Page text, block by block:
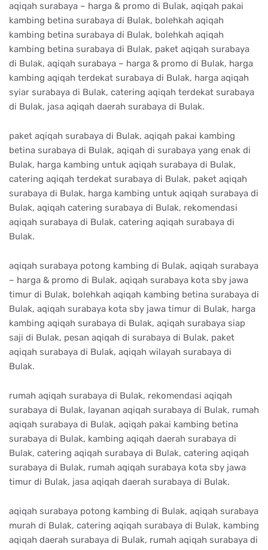
aqiqah surabaya – harga & promo di Bulak, aqiqah pakai
kambing betina surabaya di Bulak, bolehkah aqiqah
kambing betina surabaya di Bulak, bolehkah aqiqah
kambing betina surabaya di Bulak, paket aqiqah surabaya
di Bulak, aqiqah surabaya – harga & promo di Bulak, harga
kambing aqiqah terdekat surabaya di Bulak, harga aqiqah
syiar surabaya di Bulak, catering aqiqah terdekat surabaya
di Bulak, jasa aqiqah daerah surabaya di Bulak.
paket aqiqah surabaya di Bulak, aqiqah pakai kambing
betina surabaya di Bulak, aqiqah di surabaya yang enak di
Bulak, harga kambing untuk aqiqah surabaya di Bulak,
catering aqiqah terdekat surabaya di Bulak, paket aqiqah
surabaya di Bulak, harga kambing untuk aqiqah surabaya di
Bulak, aqiqah catering surabaya di Bulak, rekomendasi
aqiqah surabaya di Bulak, catering aqiqah surabaya di
Bulak.
aqiqah surabaya potong kambing di Bulak, aqiqah surabaya
– harga & promo di Bulak, aqiqah surabaya kota sby jawa
timur di Bulak, bolehkah aqiqah kambing betina surabaya di
Bulak, aqiqah surabaya kota sby jawa timur di Bulak, harga
kambing aqiqah surabaya di Bulak, aqiqah surabaya siap
saji di Bulak, pesan aqiqah di surabaya di Bulak, paket
aqiqah surabaya di Bulak, aqiqah wilayah surabaya di
Bulak.
rumah aqiqah surabaya di Bulak, rekomendasi aqiqah
surabaya di Bulak, layanan aqiqah surabaya di Bulak, rumah
aqiqah surabaya di Bulak, aqiqah pakai kambing betina
surabaya di Bulak, kambing aqiqah daerah surabaya di
Bulak, catering aqiqah surabaya di Bulak, catering aqiqah
surabaya di Bulak, rumah aqiqah surabaya kota sby jawa
timur di Bulak, jasa aqiqah daerah surabaya di Bulak.
aqiqah surabaya potong kambing di Bulak, aqiqah surabaya
murah di Bulak, catering aqiqah surabaya di Bulak, kambing
aqiqah daerah surabaya di Bulak, rumah aqiqah surabaya di